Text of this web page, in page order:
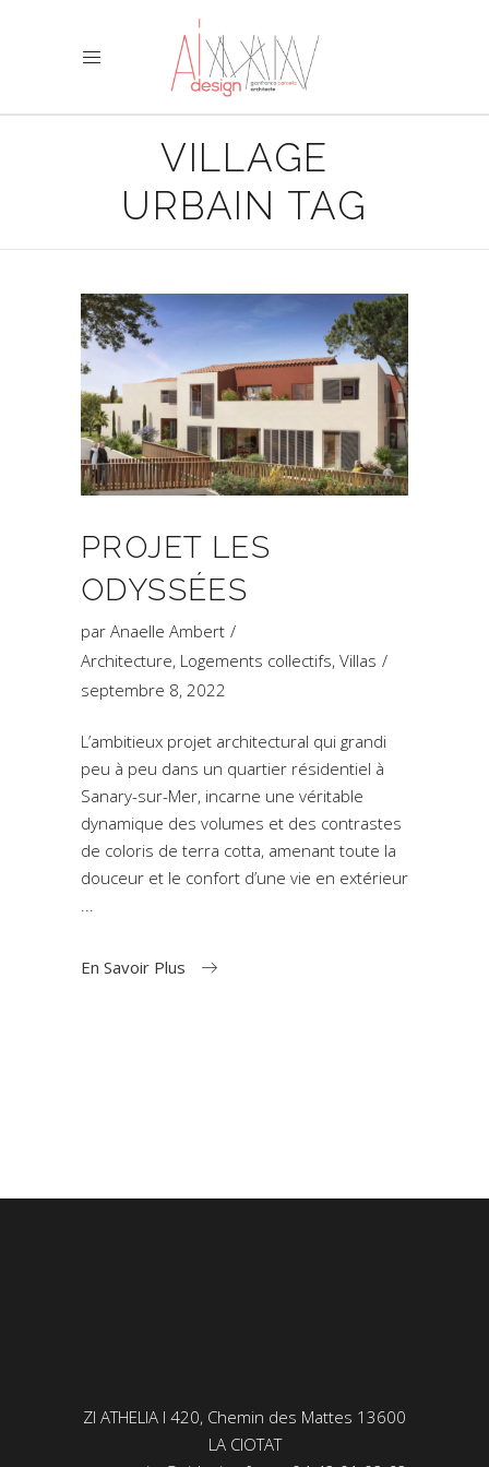
VILLAGE
URBAIN TAG
PROJET LES
ODYSSÉES
par Anaelle Ambert
Architecture, Logements collectifs, Villas
septembre 8, 2022
L’ambitieux projet architectural qui grandi
peu à peu dans un quartier résidentiel à
Sanary-sur-Mer, incarne une véritable
dynamique des volumes et des contrastes
de coloris de terra cotta, amenant toute la
douceur et le confort d’une vie en extérieur
En Savoir Plus
ZI ATHELIA I 420, Chemin des Mattes 13600
LA CIOTAT